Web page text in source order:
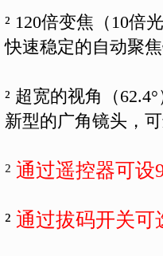
² 120倍变焦（ 10倍
快速稳定的自动聚
² 超宽的视角（62.4
新型的广角镜头，
² 通过遥控器可设
² 通过拔码开关可